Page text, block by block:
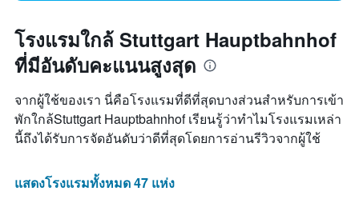
โรงแรมใกล้ Stuttgart Hauptbahnhof
ที่มีอันดับคะแนนสูงสุด
จากผู้ใช้ของเรา นี่คือโรงแรมที่ดีที่สุดบางส่วนสำหรับการเข้า
พักใกล้Stuttgart Hauptbahnhof เรียนรู้ว่าทำไมโรงแรมเหล่า
นี้ถึงได้รับการจัดอันดับว่าดีที่สุดโดยการอ่านรีวิวจากผู้ใช้
แสดงโรงแรมทั้งหมด 47 แห่ง